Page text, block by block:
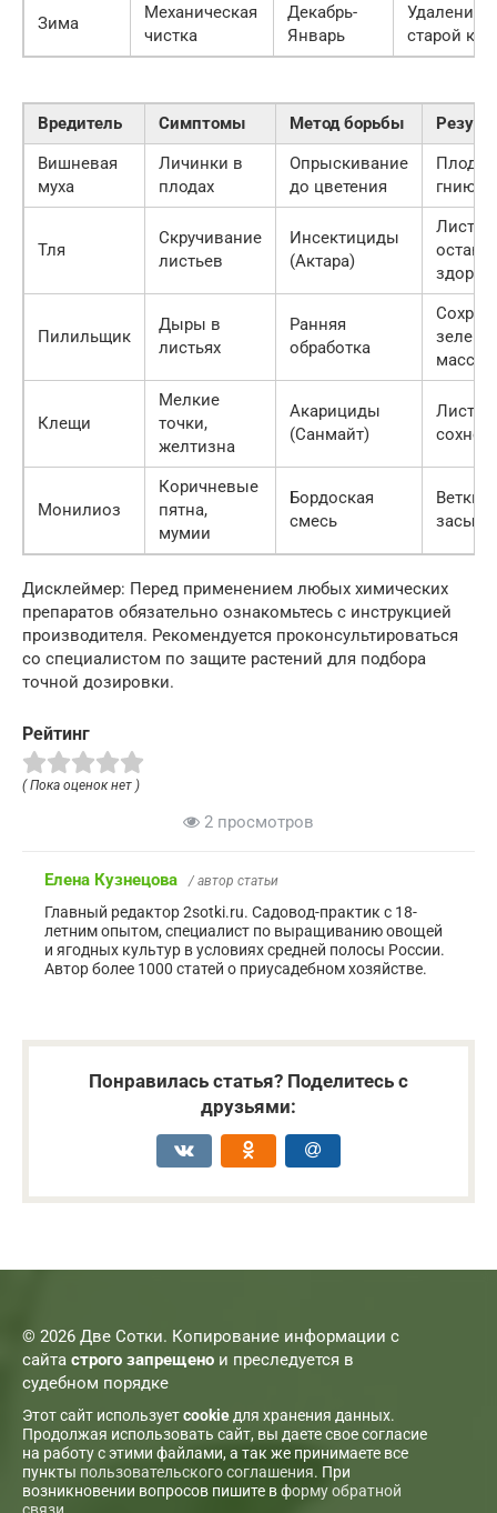
Зима
Механическая
чистка
Декабрь-
Январь
Удаление
старой
Вредитель Симптомы Метод борьбы
Вишневая
муха
Личинки в
плодах
Опрыскивание
до цветения
Плоды
гниют
Тля
Скручивание
листьев
Инсектициды
(Актара)
Листья
Пилильщик
Дыры в
листьях
Ранняя
обработка
массы
Клещи
Мелкие
точки,
желтизна
Акарициды
(Санмайт)
Лист не
сохнет
Монилиоз
Коричневые
пятна,
мумии
Бордоская
смесь
Ветки
Дисклеймер: Перед применением любых химических
препаратов обязательно ознакомьтесь с инструкцией
производителя. Рекомендуется проконсультироваться
со специалистом по защите растений для подбора
точной дозировки.
Рейтинг
( Пока оценок нет )
2 просмотров
Елена Кузнецова / автор статьи
Главный редактор 2sotki.ru. Садовод-практик с 18-
летним опытом, специалист по выращиванию овощей
и ягодных культур в условиях средней полосы России.
Автор более 1000 статей о приусадебном хозяйстве.
Понравилась статья? Поделитесь с
друзьями:
© 2026 Две Сотки. Копирование информации с
сайта строго запрещено и преследуется в
судебном порядке
Этот сайт используетcookieдля хранения данных.
Продолжая использовать сайт, вы даете свое согласие
на работу с этими файлами, а так же принимаете все
пункты пользовательского соглашения. При
возникновении вопросов пишите вформу обратной